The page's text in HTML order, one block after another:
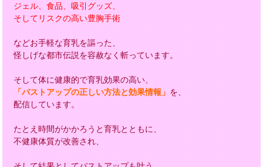
ジェル、食品、吸引グッズ、
そしてリスクの高い豊胸手術
などお手軽な育乳を謳った、
怪しげな都市伝説を容赦なく斬っています。
そして体に健康的で育乳効果の高い、
「バストアップの正しい方法と効果情報」 を、
配信しています。
たとえ時間がかかろうと育乳とともに、
不健康体質が改善され、